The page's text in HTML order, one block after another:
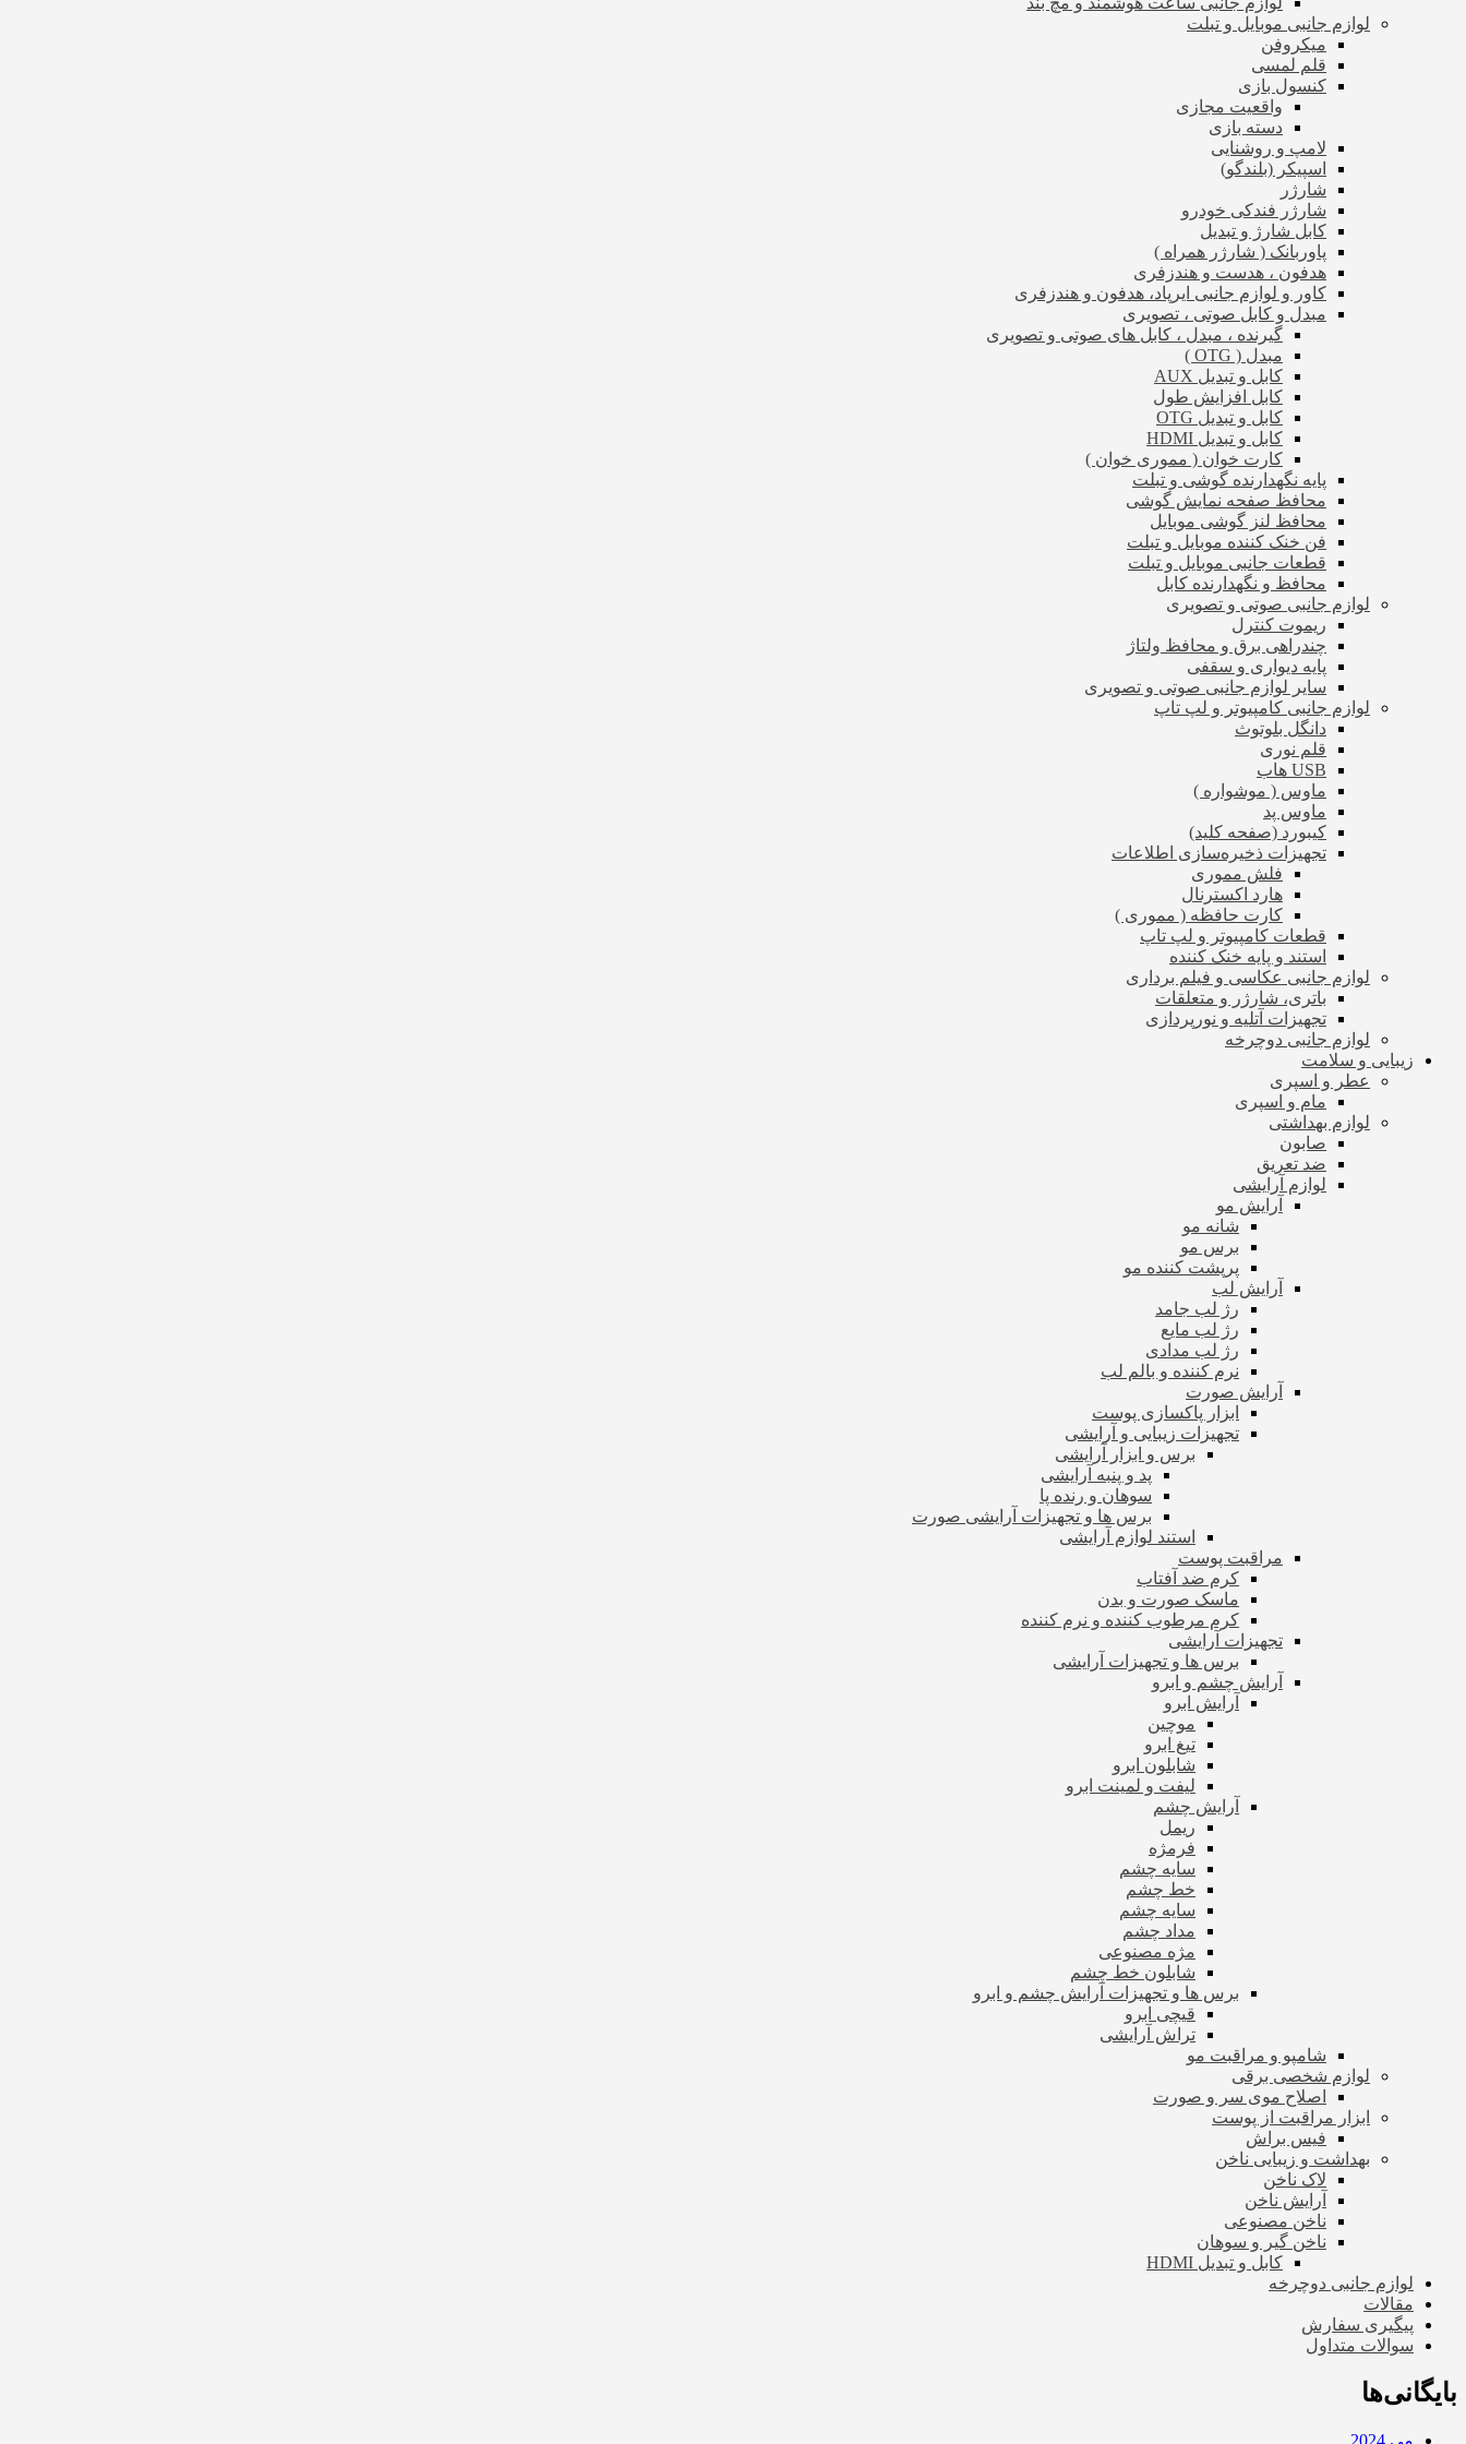
لوازم جانبی موبایل و تبلت
میکروفن
قلم لمسی
کنسول بازی
واقعیت مجازی
دسته بازی
لامپ و روشنایی
اسپیکر (بلندگو)
شارژر
شارژر فندکی خودرو
کابل شارژ و تبدیل
پاوربانک ( شارژر همراه )
هدفون ، هدست و هندزفری
کاور و لوازم جانبی ایرپاد، هدفون و هندزفری
مبدل و کابل صوتی ، تصویری
گیرنده ، مبدل ، کابل های صوتی و تصویری
مبدل ( OTG )
کابل و تبدیل AUX
کابل افزایش طول
کابل و تبدیل OTG
کابل و تبدیل HDMI
کارت خوان ( مموری خوان )
پایه نگهدارنده گوشی و تبلت
محافظ صفحه نمایش گوشی
محافظ لنز گوشی موبایل
فن خنک کننده موبایل و تبلت
قطعات جانبی موبایل و تبلت
محافظ و نگهدارنده کابل
لوازم جانبی صوتی و تصویری
ریموت کنترل
چندراهی برق و محافظ ولتاژ
پایه دیواری و سقفی
سایر لوازم جانبی صوتی و تصویری
لوازم جانبی کامپیوتر و لپ تاپ
دانگل بلوتوث
قلم نوری
USB هاب
ماوس ( موشواره )
ماوس پد
کیبورد (صفحه کلید)
تجهیزات ذخیره‌سازی اطلاعات
فلش مموری
هارد اکسترنال
کارت حافظه ( مموری )
قطعات کامپیوتر و لپ تاپ
استند و پایه خنک کننده
لوازم جانبی عکاسی و فیلم برداری
باتری، شارژر و متعلقات
تجهیزات آتلیه و نورپردازی
لوازم جانبی دوچرخه
زیبایی و سلامت
عطر و اسپری
مام و اسپری
لوازم بهداشتی
صابون
ضد تعریق
لوازم آرایشی
آرایش مو
شانه مو
برس مو
پرپشت کننده مو
آرایش لب
رژ لب جامد
رژ لب مایع
رژ لب مدادی
نرم کننده و بالم لب
آرایش صورت
ابزار پاکسازی پوست
تجهیزات زیبایی و آرایشی
برس و ابزار آرایشی
پد و پنبه آرایشی
سوهان و رنده پا
برس ها و تجهیزات آرایشی صورت
استند لوازم آرایشی
مراقبت پوست
کرم ضد آفتاب
ماسک صورت و بدن
کرم مرطوب کننده و نرم کننده
تجهیزات آرایشی
برس ها و تجهیزات آرایشی
آرایش چشم و ابرو
آرایش ابرو
موچین
تیغ ابرو
شابلون ابرو
لیفت و لمینت ابرو
آرایش چشم
ریمل
فرمژه
سایه چشم
خط چشم
سایه چشم
مداد چشم
مژه مصنوعی
شابلون خط چشم
برس ها و تجهیزات آرایش چشم و ابرو
قیچی ابرو
تراش آرایشی
شامپو و مراقبت مو
لوازم شخصی برقی
اصلاح موی سر و صورت
ابزار مراقبت از پوست
فیس براش
بهداشت و زیبایی ناخن
لاک ناخن
آرایش ناخن
ناخن مصنوعی
ناخن گیر و سوهان
کابل و تبدیل HDMI
لوازم جانبی دوچرخه
مقالات
پیگیری سفارش
سوالات متداول
بایگانی‌ها
می 2024